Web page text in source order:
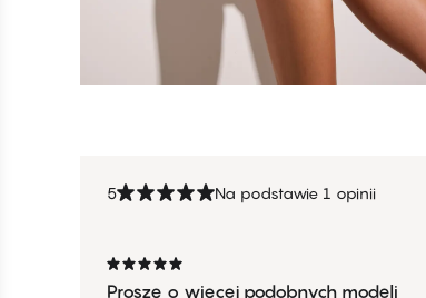
5 Na podstawie 1 opinii
Proszę o więcej podobnych modeli